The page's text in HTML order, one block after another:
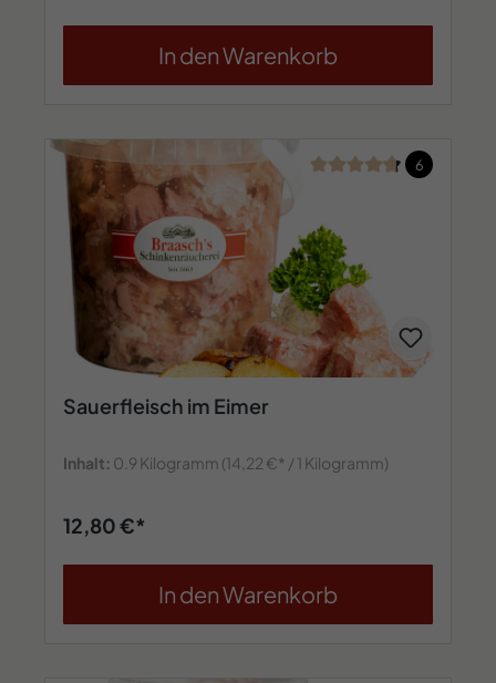
In den Warenkorb
Durchschnittliche
6
Sauerfleisch im Eimer
Inhalt: 0.9 Kilogramm (14,22 €* / 1 Kilogramm)
12,80 €*
In den Warenkorb